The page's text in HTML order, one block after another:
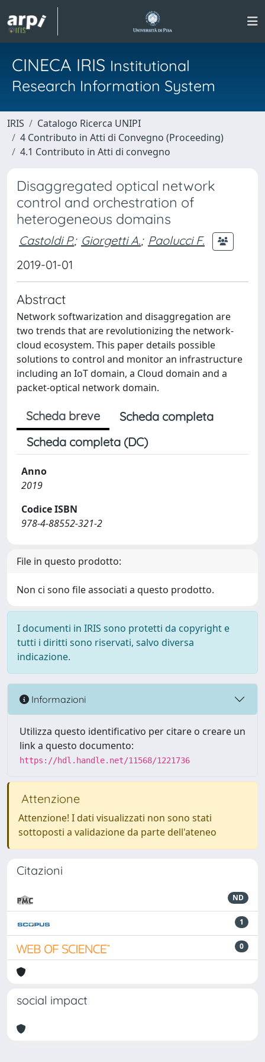
CINECA IRIS Institutional
Research Information System
IRIS
Catalogo Ricerca UNIPI
4 Contributo in Atti di Convegno (Proceeding)
4.1 Contributo in Atti di convegno
Disaggregated optical network
control and orchestration of
heterogeneous domains
Castoldi P.; Giorgetti A.; Paolucci F.
2019-01-01
Abstract
Network softwarization and disaggregation are
two trends that are revolutionizing the network-
cloud ecosystem. This paper details possible
solutions to control and monitor an infrastructure
including an IoT domain, a Cloud domain and a
packet-optical network domain.
Scheda breve
Scheda completa
Scheda completa (DC)
Anno
2019
Codice ISBN
978-4-88552-321-2
File in questo prodotto:
Non ci sono file associati a questo prodotto.
I documenti in IRIS sono protetti da copyright e
tutti i diritti sono riservati, salvo diversa
indicazione.
Informazioni
Utilizza questo identificativo per citare o creare un
link a questo documento:
https://hdl.handle.net/11568/1221736
Attenzione
Attenzione! I dati visualizzati non sono stati
sottoposti a validazione da parte dell'ateneo
Citazioni
ND
1
0
social impact